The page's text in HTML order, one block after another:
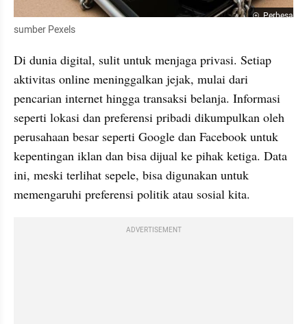
Perbesar
sumber Pexels
Di dunia digital, sulit untuk menjaga privasi. Setiap
aktivitas online meninggalkan jejak, mulai dari
pencarian internet hingga transaksi belanja. Informasi
seperti lokasi dan preferensi pribadi dikumpulkan oleh
perusahaan besar seperti Google dan Facebook untuk
kepentingan iklan dan bisa dijual ke pihak ketiga. Data
ini, meski terlihat sepele, bisa digunakan untuk
memengaruhi preferensi politik atau sosial kita.
ADVERTISEMENT